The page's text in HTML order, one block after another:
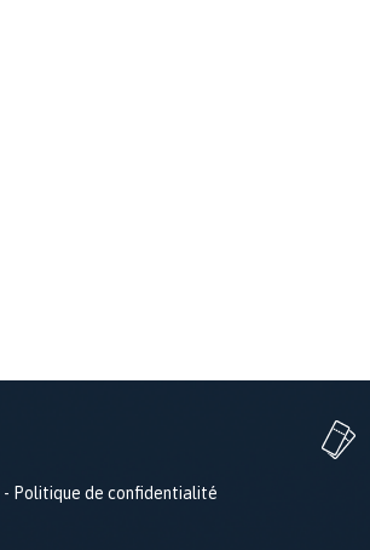
- Politique de confidentialité